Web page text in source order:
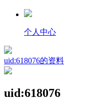
个人中心
uid:618076的资料
uid:618076